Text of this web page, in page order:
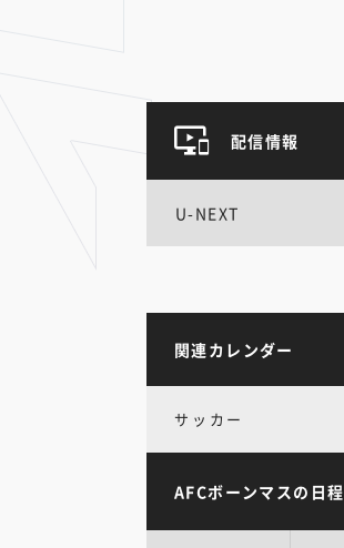
配信情報
U-NEXT
関連カレンダー
サッカー
AFCボーンマスの日程